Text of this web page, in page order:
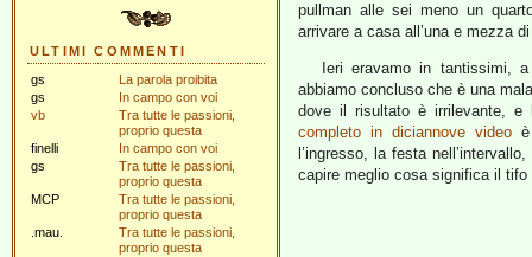
ULTIMI COMMENTI
gs
La parola proibita
gs
In campo con voi
vb
Tra tutte le passioni,
proprio questa
finelli
In campo con voi
gs
Tra tutte le passioni,
proprio questa
MCP
Tra tutte le passioni,
proprio questa
.mau.
Tra tutte le passioni,
proprio questa
pullman alle sei meno un
arrivare a casa all’una e mezza
Ieri eravamo in tantissimi,
abbiamo concluso che è una
dove il risultato è irrilevante,
completo in diciannove videoè
l’ingresso, la festa
capire meglio cosa significa il tifo